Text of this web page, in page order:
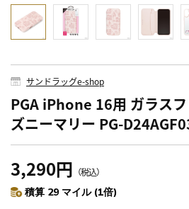
サンドラッグe-shop
PGA iPhone 16用 ガラス
ズニーマリー PG-
3,290円 （税込）
積算 29 マイル (1倍)